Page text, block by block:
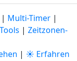
| Multi-Timer |
| Zeitzonen-
| ☀️ Erfahren